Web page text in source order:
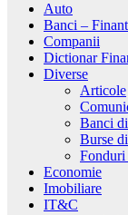
Auto
Banci –
Companii
Dictionar
Diverse
Articole
Banci
Burse
Fonduri
Economie
Imobiliare
IT&C